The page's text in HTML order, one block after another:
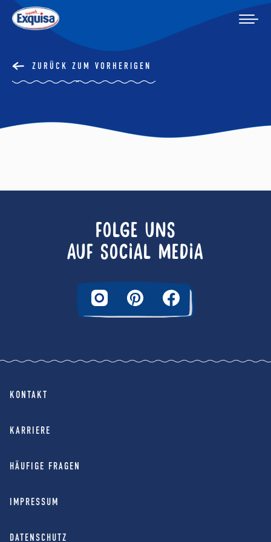
ZURÜCK ZUM VORHERIGEN
FOLGE UNS
AUF SOCIAL MEDIA
KONTAKT
KARRIERE
HÄUFIGE FRAGEN
IMPRESSUM
DATENSCHUTZ